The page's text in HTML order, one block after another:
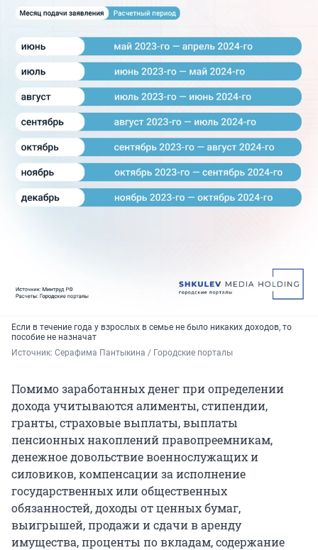
Если в течение года у взрослых в семье не было никаких доходов, то
пособие не назначат
Источник: Серафима Пантыкина / Городские порталы
Помимо заработанных денег при определении
дохода учитываются алименты, стипендии,
гранты, страховые выплаты, выплаты
пенсионных накоплений правопреемникам,
денежное довольствие военнослужащих и
силовиков, компенсации за исполнение
государственных или общественных
обязанностей, доходы от ценных бумаг,
выигрышей, продажи и сдачи в аренду
имущества, проценты по вкладам, содержание